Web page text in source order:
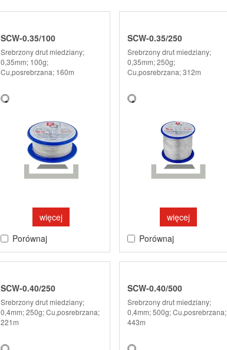
SCW-0.35/100
Srebrzony drut miedziany;
0,35mm; 100g;
Cu,posrebrzana; 160m
więcej
Porównaj
SCW-0.35/250
Srebrzony drut miedziany;
0,35mm; 250g;
Cu,posrebrzana; 312m
więcej
Porównaj
SCW-0.40/250
Srebrzony drut miedziany;
0,4mm; 250g; Cu,posrebrzana;
221m
SCW-0.40/500
Srebrzony drut miedziany;
0,4mm; 500g; Cu,posrebrzana;
443m